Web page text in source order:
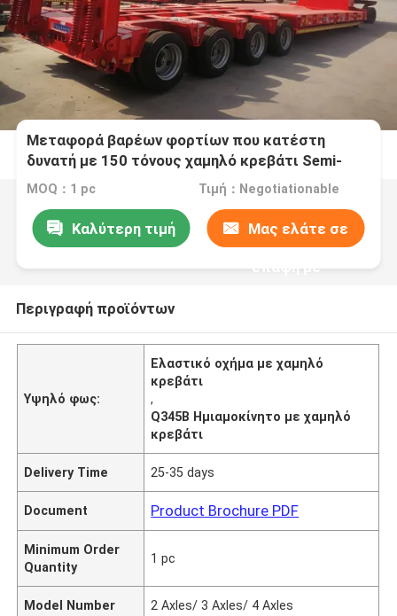
Μεταφορά βαρέων φορτίων που κατέστη
δυνατή με 150 τόνους χαμηλό κρεβάτι Semi-
Trailer Q345B με T700 χάλυβα κύριο δοκάρι
MOQ：1 pc Τιμή：Negotiationable
Καλύτερη τιμή Μας ελάτε σε
επαφή με
Περιγραφή προϊόντων
Υψηλό φως:
Ελαστικό οχήμα με χαμηλό
κρεβάτι
,
Q345B Ημιαμοκίνητο με χαμηλό
κρεβάτι
Delivery Time 25-35 days
Document Product Brochure PDF
Minimum Order
Quantity
1 pc
Model Number 2 Axles/ 3 Axles/ 4 Axles